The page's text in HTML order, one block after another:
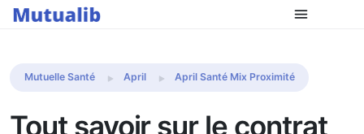
Comparer les mutuelles
Mutuelle Santé April April Santé Mix Proximité
Tout savoir sur le contrat